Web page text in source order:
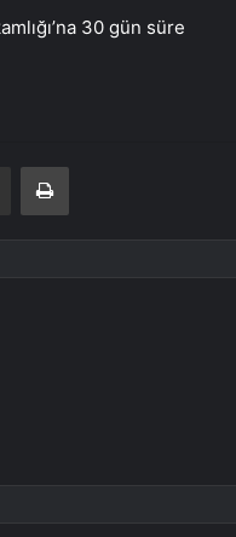
30 gün süre
E-Posta ile paylaş Yazdır